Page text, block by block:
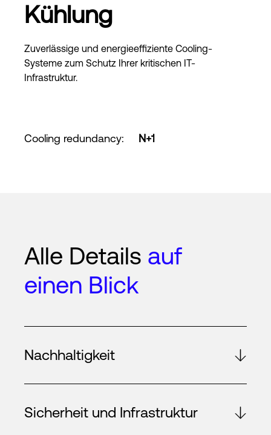
Kühlung
Zuverlässige und energieeffiziente Cooling-
Systeme zum Schutz Ihrer kritischen IT-
Infrastruktur.
Cooling redundancy: N+1
Alle Details auf
einen Blick
Nachhaltigkeit
Sicherheit und Infrastruktur